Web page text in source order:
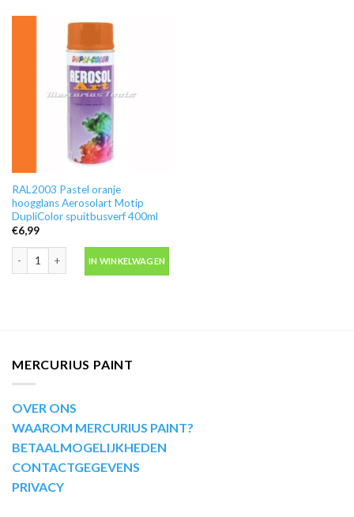
RAL2003 Pastel oranje
hoogglans Aerosolart Motip
DupliColor spuitbusverf 400ml
€6,99
RAL2003 Pastel oranje hoogglans Aerosolart Motip DupliColor
IN WINKELWAGEN
MERCURIUS PAINT
OVER ONS
WAAROM MERCURIUS PAINT?
BETAALMOGELIJKHEDEN
CONTACTGEGEVENS
PRIVACY